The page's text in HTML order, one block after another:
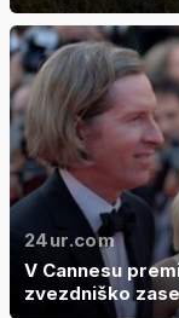
24ur.com
V Cannesu
zvezdniško